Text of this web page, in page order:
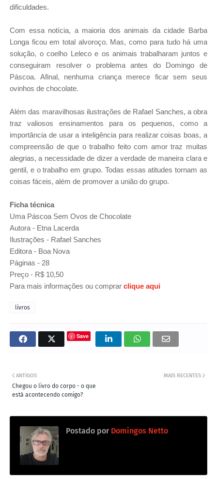
dificuldades.
Com essa notícia, a maioria dos animais da cidade Barba
Longa ficou em total alvoroço. Mas, como para tudo há uma
solução, o coelho Leleco e os animais trabalharam juntos e
conseguiram resolver o problema antes do Domingo de
Páscoa. Afinal, nenhuma criança merece ficar sem seus
ovinhos de chocolate.
Além das maravilhosas ilustrações de Rafael Sanches, a obra
traz valiosos ensinamentos para os pequenos, como a
importância de usar a inteligência para realizar coisas boas, a
compreensão de que o trabalho feito com amor traz muitas
alegrias, a necessidade de dizer a verdade de maneira clara e
gentil, e o trabalho em grupo. Todas essas atitudes tornam as
coisas fáceis, além de promover a união do grupo.
Ficha técnica
Uma Páscoa Sem Ovos de Chocolate
Autora - Etna Lacerda
Ilustrações - Rafael Sanches
Editora - Boa Nova
Páginas - 28
Preço - R$ 10,50
Para mais informações ou comprar clique aqui
livros
Save
MAIS RECENTES
ANTIGOS
Chegou o livro do corpo - o que
está acontecendo comigo?
Postado por Domingos Netto